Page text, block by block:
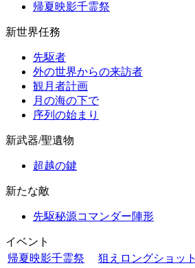
帰夏映影千霊祭
新世界任務
先駆者
外の世界からの来訪者
観月者計画
月の海の下で
序列の始まり
新武器/聖遺物
超越の鍵
新たな敵
先駆秘源コマンダー陣形
イベント
帰夏映影千霊祭
狙えロングショット